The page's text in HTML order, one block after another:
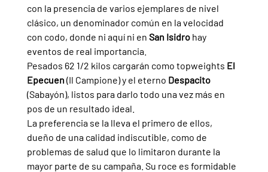
con la presencia de varios ejemplares de nivel
clásico, un denominador común en la velocidad
con codo, donde ni aquí ni en San Isidro hay
eventos de real importancia.
Pesados 62 1/2 kilos cargarán como topweights El
Epecuen (Il Campione) y el eterno Despacito
(Sabayón), listos para darlo todo una vez más en
pos de un resultado ideal.
La preferencia se la lleva el primero de ellos,
dueño de una calidad indiscutible, como de
problemas de salud que lo limitaron durante la
mayor parte de su campaña. Su roce es formidable